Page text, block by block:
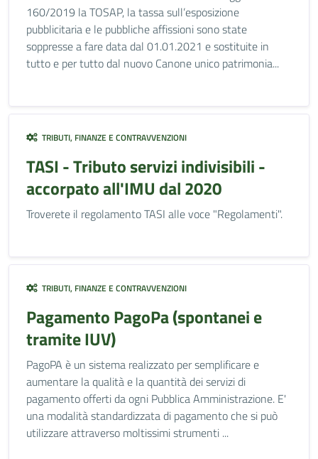
160/2019 la TOSAP, la tassa sull’esposizione
pubblicitaria e le pubbliche affissioni sono state
soppresse a fare data dal 01.01.2021 e sostituite in
tutto e per tutto dal nuovo Canone unico patrimonia...
TRIBUTI, FINANZE E CONTRAVVENZIONI
TASI - Tributo servizi indivisibili -
accorpato all'IMU dal 2020
Troverete il regolamento TASI alle voce "Regolamenti".
TRIBUTI, FINANZE E CONTRAVVENZIONI
Pagamento PagoPa (spontanei e
tramite IUV)
PagoPA è un sistema realizzato per semplificare e
aumentare la qualità e la quantità dei servizi di
pagamento offerti da ogni Pubblica Amministrazione. E'
una modalità standardizzata di pagamento che si può
utilizzare attraverso moltissimi strumenti ...